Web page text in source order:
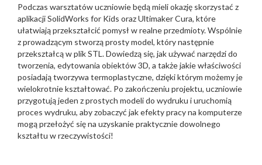
Podczas warsztatów uczniowie będą mieli okazję skorzystać z
aplikacji SolidWorks for Kids oraz Ultimaker Cura, które
ułatwiają przekształcić pomysł w realne przedmioty. Wspólnie
z prowadzącym stworzą prosty model, który następnie
przekształcą w plik STL. Dowiedzą się, jak używać narzędzi do
tworzenia, edytowania obiektów 3D, a także jakie właściwości
posiadają tworzywa termoplastyczne, dzięki którym możemy je
wielokrotnie kształtować. Po zakończeniu projektu, uczniowie
przygotują jeden z prostych modeli do wydruku i uruchomią
proces wydruku, aby zobaczyć jak efekty pracy na komputerze
mogą przełożyć się na uzyskanie praktycznie dowolnego
kształtu w rzeczywistości!